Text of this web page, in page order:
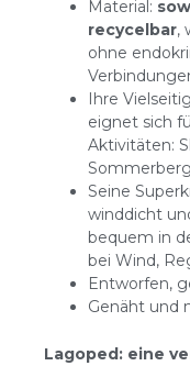
Material:
recycelbar,
ohne
Ihre
eignet sich
Aktivitäten:
Seine
winddicht
bequem in
bei Wind,
Entworfen,
Genäht und
Lagoped: eine